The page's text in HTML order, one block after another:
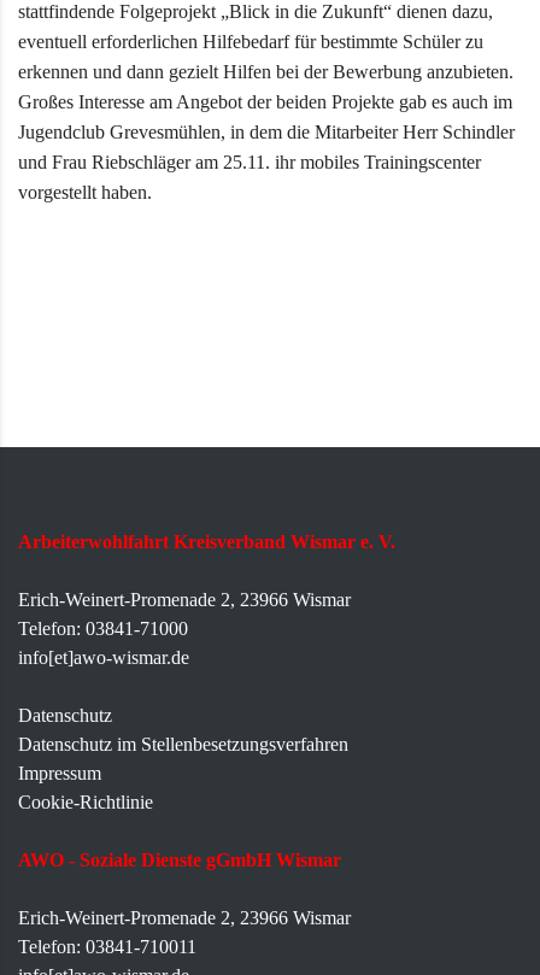
stattfindende Folgeprojekt „Blick in die Zukunft“ dienen dazu,
eventuell erforderlichen Hilfebedarf für bestimmte Schüler zu
erkennen und dann gezielt Hilfen bei der Bewerbung anzubieten.
Großes Interesse am Angebot der beiden Projekte gab es auch im
Jugendclub Grevesmühlen, in dem die Mitarbeiter Herr Schindler
und Frau Riebschläger am 25.11. ihr mobiles Trainingscenter
vorgestellt haben.
Arbeiterwohlfahrt Kreisverband Wismar e. V.
Erich-Weinert-Promenade 2, 23966 Wismar
Telefon: 03841-71000
info[et]awo-wismar.de
Datenschutz
Datenschutz im Stellenbesetzungsverfahren
Impressum
Cookie-Richtlinie
AWO - Soziale Dienste gGmbH Wismar
Erich-Weinert-Promenade 2, 23966 Wismar
Telefon: 03841-710011